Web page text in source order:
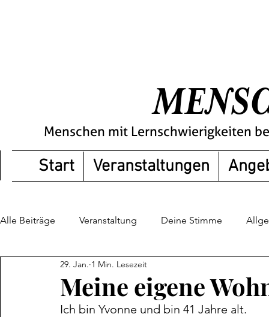
Menschen mit Lernschwierigkeiten
Start Veranstaltungen
Alle Beiträge Veranstaltung Deine Stimme
Meine eigene
29. Jan. 1 Min. Lesezeit
Ich bin Yvonne und bin 41 Jahre alt.